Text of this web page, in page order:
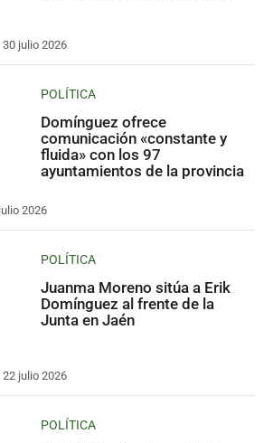
30 julio 2026
POLÍTICA
Domínguez ofrece
comunicación «constante y
fluida» con los 97
ayuntamientos de la provincia
2026
POLÍTICA
Juanma Moreno sitúa a Erik
Domínguez al frente de la
Junta en Jaén
22 julio 2026
POLÍTICA